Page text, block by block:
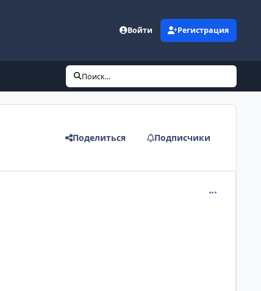
Войти Регистрация
Поиск...
Поделиться Подписчики